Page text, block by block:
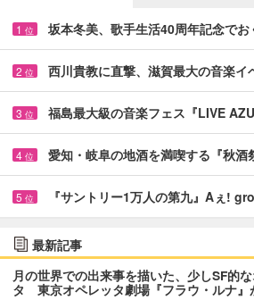
1 位 坂本冬美、歌手生活40周年記念で
2 位 西川貴教に直撃、滋賀最大の音楽
3 位 福島最大級の音楽フェス『LIVE
4 位 愛知・岐阜の地酒を満喫する『秋
5 位 『サントリー1万人の第九』Aぇ!
最新記事
月の世界での出来事を描いた、少しSF的
タ 東京オペレッタ劇場『フラウ・ルナ』